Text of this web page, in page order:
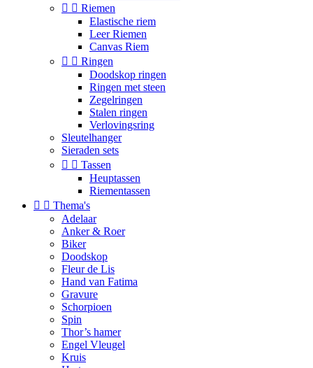
  Riemen
Elastische riem
Leer Riemen
Canvas Riem
  Ringen
Doodskop ringen
Ringen met steen
Zegelringen
Stalen ringen
Verlovingsring
Sleutelhanger
Sieraden sets
  Tassen
Heuptassen
Riementassen
  Thema's
Adelaar
Anker & Roer
Biker
Doodskop
Fleur de Lis
Hand van Fatima
Gravure
Schorpioen
Spin
Thor’s hamer
Engel Vleugel
Kruis